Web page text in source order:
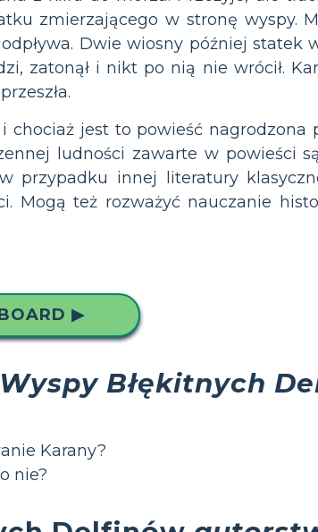
zmierzającego w stronę wyspy.
Dwie wiosny później statek
zatonął i nikt po nią nie wrócił.
chociaż jest to powieść nagrodzona
ludności zawarte w powieści
przypadku innej literatury
Mogą też rozważyć nauczanie
▶
Wyspy Błękitnych
Karany?
nie?